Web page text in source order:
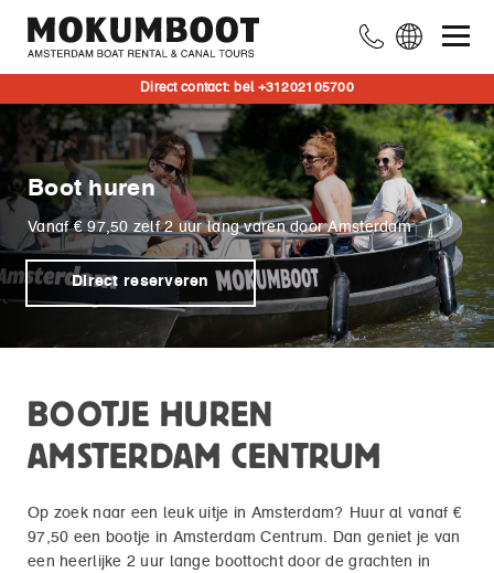
Direct contact: bel +31202105700
Boot huren
Vanaf € 97,50 zelf 2 uur lang varen door Amsterdam
Direct reserveren
BOOTJE HUREN
AMSTERDAM CENTRUM
Op zoek naar een leuk uitje in Amsterdam? Huur al vanaf €
97,50 een bootje in Amsterdam Centrum. Dan geniet je van
een heerlijke 2 uur lange boottocht door de grachten in